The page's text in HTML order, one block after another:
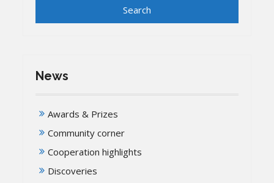
News
Awards & Prizes
Community corner
Cooperation highlights
Discoveries